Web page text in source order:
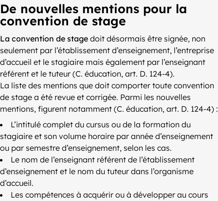
De nouvelles mentions pour la
convention de stage
La convention de stage doit désormais être signée, non
seulement par l’établissement d’enseignement, l’entreprise
d’accueil et le stagiaire mais également par l’enseignant
référent et le tuteur (C. éducation, art. D. 124-4).
La liste des mentions que doit comporter toute convention
de stage a été revue et corrigée. Parmi les nouvelles
mentions, figurent notamment (C. éducation, art. D. 124-4) :
L’intitulé complet du cursus ou de la formation du
stagiaire et son volume horaire par année d’enseignement
ou par semestre d’enseignement, selon les cas.
Le nom de l’enseignant référent de l’établissement
d’enseignement et le nom du tuteur dans l’organisme
d’accueil.
Les compétences à acquérir ou à développer au cours